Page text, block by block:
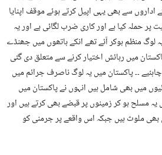
سے بھی یہی اپیل کرتے ہوئے موقف اپنایا
پر حملہ کیا ہے اور کاری ضرب لگائی ہے اور یہ
لوگ منظم ہوکر آئے تھے انکے ہاتھوں میں جھنڈے
میں رہائش اختیار کرنے سے متعلق دی گئی
۔۔ پاکستان میں یہ لوگ ناصرف جرائم میں
میں بھی شامل ہیں انہوں نے پاکستان میں
یہ مسلح ہو کر زمینوں پر قبضے بھی کرتے ہیں اور
ملوث ہیں جبکہ اس واقعے پر جرمنی کو